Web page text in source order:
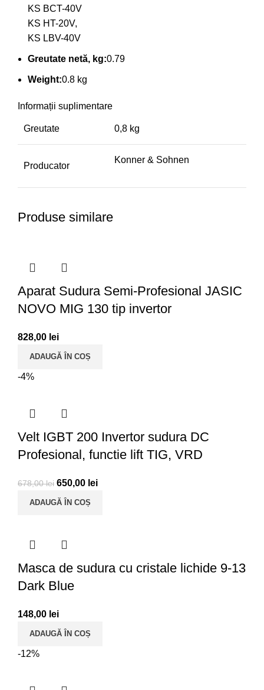
KS BCT-40V
KS HT-20V,
KS LBV-40V
Greutate netă, kg:0.79
Weight:0.8 kg
Informații suplimentare
Greutate 0,8 kg
Producator
Konner & Sohnen
Produse similare
Aparat Sudura Semi-Profesional JASIC
NOVO MIG 130 tip invertor
828,00 lei
ADAUGĂ ÎN COȘ
-4%
Velt IGBT 200 Invertor sudura DC
Profesional, functie lift TIG, VRD
678,00lei 650,00 lei
ADAUGĂ ÎN COȘ
Masca de sudura cu cristale lichide 9-13
Dark Blue
148,00 lei
ADAUGĂ ÎN COȘ
-12%